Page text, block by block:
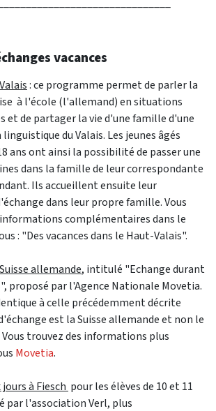
vacances
: ce programme permet de parler la
à l'école (l'allemand) en situations
et de partager la vie d'une famille d'une
du Valais. Les jeunes âgés
ans ont ainsi la possibilité de passer une
dans la famille de leur correspondante
Ils accueillent ensuite leur
dans leur propre famille. Vous
complémentaires dans le
: "Des vacances dans le Haut-Valais".
allemande, intitulé "Echange durant
proposé par l'Agence Nationale Movetia.
à celle précédemment décrite
est la Suisse allemande et non le
trouvez des informations plus
Movetia.
à Fiesch pour les élèves de 10 et 11
par l'association Verl, plus